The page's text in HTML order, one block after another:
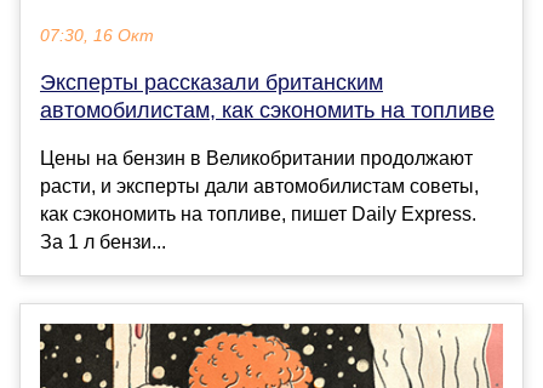
07:30, 16 Окт
Эксперты рассказали британским
автомобилистам, как сэкономить на топливе
Цены на бензин в Великобритании продолжают
расти, и эксперты дали автомобилистам советы,
как сэкономить на топливе, пишет Daily Express.
За 1 л бензи...